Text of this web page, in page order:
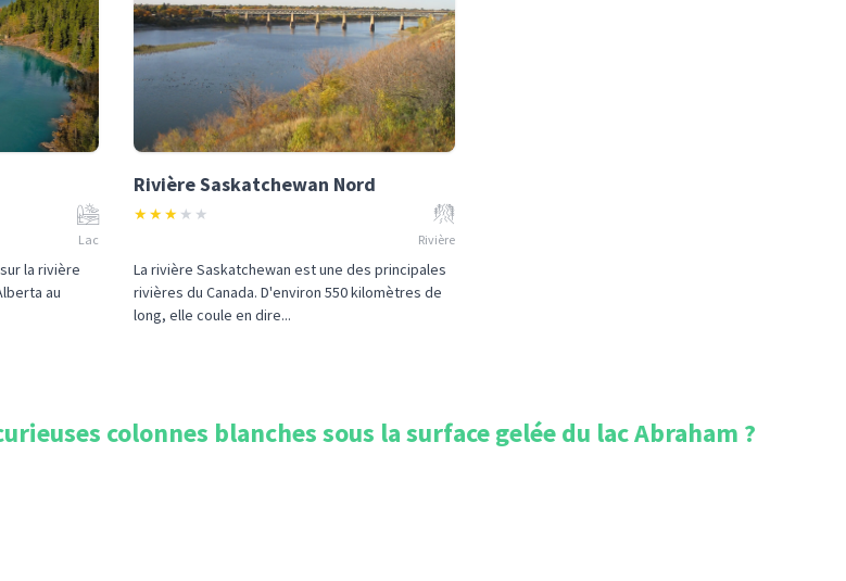
Lac
la rivière
au
Rivière Saskatchewan Nord
★★★ ★ ★
Rivière
La rivière Saskatchewan est une des principales
rivières du Canada. D'environ 550 kilomètres de
long, elle coule en dire...
colonnes blanches sous la surface gelée du lac Abraham ?